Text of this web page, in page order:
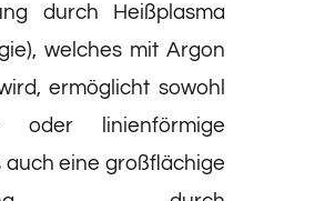
durch Heißplasma
welches mit Argon
ermöglicht sowohl
oder linienförmige
auch eine großflächige